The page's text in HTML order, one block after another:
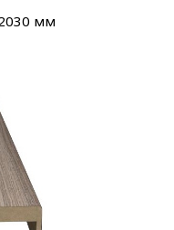
мм